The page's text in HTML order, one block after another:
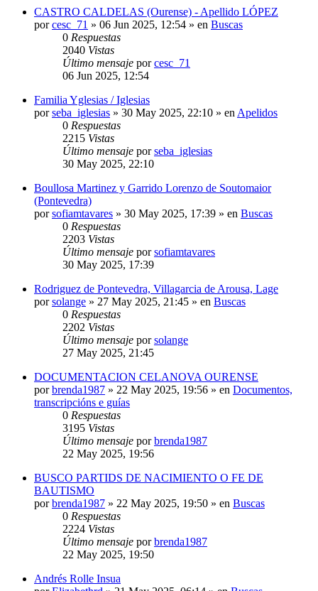
CASTRO CALDELAS (Ourense) - Apellido LÓPEZ
porcesc_71 » 06 Jun 2025, 12:54 » en Buscas
0 Respuestas
2040 Vistas
Último mensaje porcesc_71
06 Jun 2025, 12:54
Familia Yglesias / Iglesias
porseba_iglesias » 30 May 2025, 22:10 » en Apelidos
0 Respuestas
2215 Vistas
Último mensaje porseba_iglesias
30 May 2025, 22:10
Boullosa Martinez y Garrido Lorenzo de Soutomaior
(Pontevedra)
porsofiamtavares » 30 May 2025, 17:39 » en Buscas
0 Respuestas
2203 Vistas
Último mensaje porsofiamtavares
30 May 2025, 17:39
Rodriguez de Pontevedra, Villagarcia de Arousa, Lage
porsolange » 27 May 2025, 21:45 » en Buscas
0 Respuestas
2202 Vistas
Último mensaje porsolange
27 May 2025, 21:45
DOCUMENTACION CELANOVA OURENSE
porbrenda1987 » 22 May 2025, 19:56 » en Documentos,
transcripcións e guías
0 Respuestas
3195 Vistas
Último mensaje porbrenda1987
22 May 2025, 19:56
BUSCO PARTIDS DE NACIMIENTO O FE DE
BAUTISMO
porbrenda1987 » 22 May 2025, 19:50 » en Buscas
0 Respuestas
2224 Vistas
Último mensaje porbrenda1987
22 May 2025, 19:50
Andrés Rolle Insua